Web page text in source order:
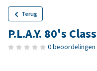
Terug
P.L.A.Y. 80's
0 beoordelingen